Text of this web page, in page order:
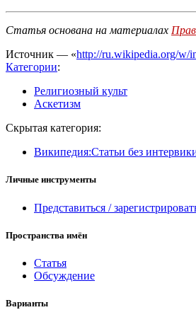
Статья основана на материалах
Источник — «http://ru.wikipedia.org/w/
Категории:
Религиозный культ
Аскетизм
Скрытая категория:
Википедия:Статьи без
Личные инструменты
Представиться /
Пространства имён
Статья
Обсуждение
Варианты